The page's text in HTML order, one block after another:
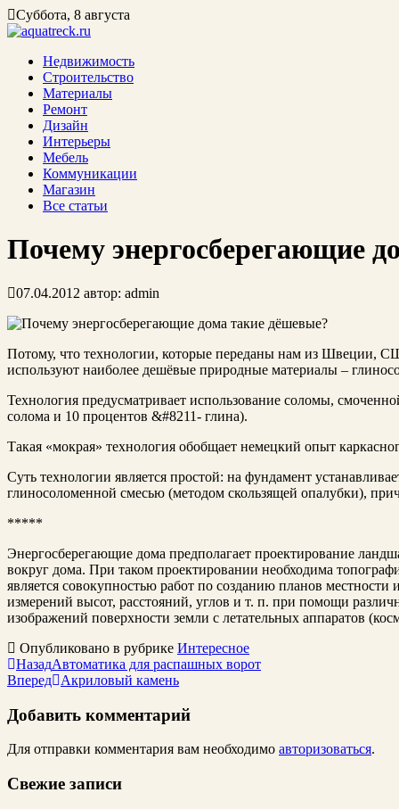
Суббота, 8 августа
Недвижимость
Строительство
Материалы
Ремонт
Дизайн
Интерьеры
Мебель
Коммуникации
Магазин
Все статьи
Почему энергосберегающие
07.04.2012 автор: admin
Потому, что технологии, которые переданы нам из Швеции,
используют наиболее дешёвые природные материалы –
Технология предусматривает использование соломы,
солома и 10 процентов &#8211- глина).
Такая «мокрая» технология обобщает немецкий опыт
Суть технологии является простой: на фундамент
глиносоломенной смесью (методом скользящей опалубки),
*****
Энергосберегающие дома предполагает проектирование
вокруг дома. При таком проектировании необходима
является совокупностью работ по созданию планов местности
измерений высот, расстояний, углов и т. п. при помощи
изображений поверхности земли с летательных аппаратов
Опубликовано в рубрике Интересное
НазадАвтоматика для распашных ворот
Вперед
Акриловый камень
Добавить комментарий
Для отправки комментария вам необходимо авторизоваться.
Свежие записи